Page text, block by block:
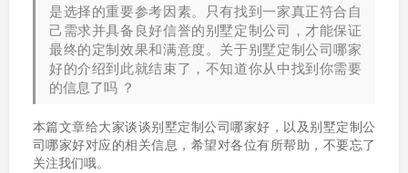
是选择的重要参考因素。只有找到一家真正符合自
己需求并具备良好信誉的别墅定制公司，才能保证
最终的定制效果和满意度。关于别墅定制公司哪家
好的介绍到此就结束了，不知道你从中找到你需要
的信息了吗 ？
本篇文章给大家谈谈别墅定制公司哪家好，以及别墅定制公
司哪家好对应的相关信息，希望对各位有所帮助，不要忘了
关注我们哦。